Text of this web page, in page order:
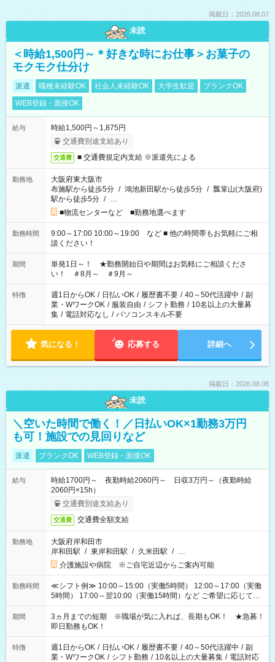
掲載日：2026.08.07
未読
＜時給1,500円～＊好きな時にお仕事＞お菓子の
モクモク仕分け
派遣 職種未経験OK 社会人未経験OK 大学生歓迎
ブランクOK
WEB登録・面接OK
給与
時給1,500円～1,875円
交通費別途支給あり
交通費 ■ 交通費規定内支給 ※派遣先による
勤務地
大阪府東大阪市
布施駅から徒歩5分 / 鴻池新田駅から徒歩5分 / 瓢箪山(大阪府)
駅から徒歩5分 / …
■物流センターなど ■勤務地選べます
勤務時間
9:00～17:00 10:00～19:00 など ■ 他の時間帯もお気軽にご相
談ください！
期間
単発1日～！ ★勤務開始日や期間はお気軽にご相談くださ
い！ ＃8月～ ＃9月～
特徴 週1日からOK / 日払いOK / 履歴書不要 / 40～50代活躍中 / 副
業・WワークOK / 服装自由 / シフト勤務 / 10名以上の大量募
集 / 電話対応なし / パソコンスキル不要
気になる！ 応募する 詳細へ
掲載日：2026.08.08
未読
＼空いた時間で働く！／日払いOK×1勤務3万円
も可！施設での見回りなど
派遣 ブランクOK WEB登録・面接OK
給与
時給1700円～ 夜勤時給2060円～ 日収3万円～（夜勤時給
2060円×15h）
交通費別途支給あり
交通費 交通費全額支給
勤務地
大阪府岸和田市
岸和田駅 / 東岸和田駅 / 久米田駅 / …
介護施設や病院 ※ご自宅近辺からご案内可能
勤務時間
≪シフト例≫ 10:00～15:00（実働5時間） 12:00～17:00（実働
5時間） 17:00～翌10:00（実働15時間）など ご希望に応じて、
働く時間は調整できます！ お気軽に担当へ相談ください！
期間
3ヵ月までの短期 ※職場が気に入れば、長期もOK！ ★急募！
即日勤務もOK！
特徴 週1日からOK / 日払いOK / 履歴書不要 / 40～50代活躍中 / 副
業・WワークOK / シフト勤務 / 10名以上の大量募集 / 電話対応